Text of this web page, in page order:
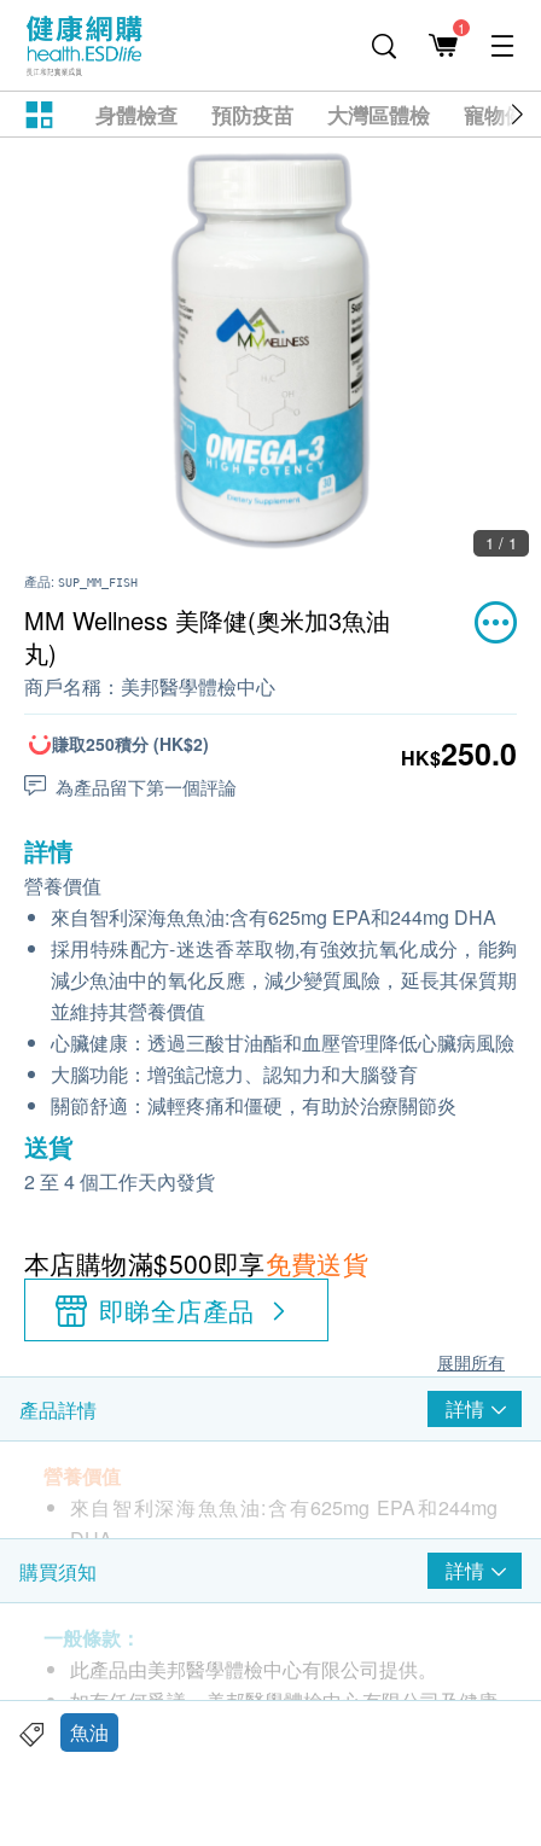
1
身體檢查 預防疫苗 大灣區體檢 寵物健
1 / 1
產品: SUP_MM_FISH
MM Wellness 美降健(奧米加3魚油
丸)
商戶名稱： 美邦醫學體檢中心
賺取250積分 (HK$2)
為產品留下第一個評論
HK$250.0
詳情
營養價值
來自智利深海魚魚油:含有625mg EPA和244mg DHA
採用特殊配方-迷迭香萃取物,有強效抗氧化成分，能夠
減少魚油中的氧化反應，減少變質風險，延長其保質期
並維持其營養價值
心臟健康：透過三酸甘油酯和血壓管理降低心臟病風險
大腦功能：增強記憶力、認知力和大腦發育
關節舒適：減輕疼痛和僵硬，有助於治療關節炎
送貨
2 至 4 個工作天內發貨
本店購物滿$500即享免費送貨
即睇全店產品
展開所有
產品詳情 詳情
營養價值
來自智利深海魚魚油:含有625mg EPA和244mg
DHA
採用特殊配方-迷迭香萃取物,有強效抗氧化成分，
能夠減少魚油中的氧化反應，減少變質風險，延長
其保質期並維持其營養價值
心臟健康：透過三酸甘油酯和血壓管理降低心臟病
風險
大腦功能：增強記憶力、認知力和大腦發育
關節舒適：減輕疼痛和僵硬，有助於治療關節炎
購買須知 詳情
一般條款：
此產品由美邦醫學體檢中心有限公司提供。
如有任何爭議，美邦醫學體檢中心有限公司及健康
網購 health.ESDlife 保留最終決議權。
魚油